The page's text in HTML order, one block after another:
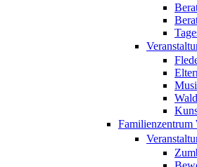
Familienzentrum